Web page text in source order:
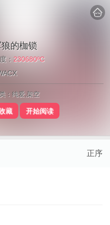
的枷锁
： 230680ºC
：纯爱,架空
藏 开始阅读
正序